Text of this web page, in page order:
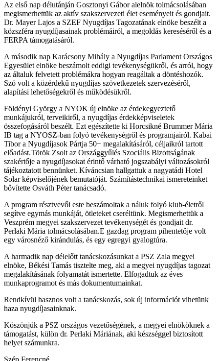
Az első nap délutánján Gosztonyi Gábor alelnök tolmácsolásában
megismerhettük az aktív szakszervezeti élet eseményeit és gondjait.
Dr. Mayer Lajos a SZEF Nyugdíjas Tagozatának elnöke beszélt a
közszféra nyugdíjasainak problémáiról, a megoldás kereséséről és a
FERPA támogatásáról.
A második nap Karácsony Mihály a Nyugdíjas Parlament Országos
Egyesület elnöke beszámolt eddigi tevékenységükről, és arról, hogy
az általuk felvetett problémákra hogyan reagáltak a döntéshozók.
Szó volt a közérdekű nyugdíjas szövetkezetek szervezéséről,
alapítási lehetőségekről és működésükről.
Földényi György a NYOK új elnöke az érdekegyeztető
munkájukról, terveikiről, a nyugdíjas érdekképviseletek
összefogásáról beszélt. Ezt egészítette ki Horcsikné Brummer Mária
IB tag a NYOSZ-ban folyó tevékenységről és programjairól. Kabai
Tibor a Nyugdíjasok Pártja 50+ megalakításáról, céljaikról tartott
előadást.Török Zsolt az Országgyűlés Szociális Bizottságának
szakértője a nyugdíjasokat érintő várható jogszabályi változásokról
tájékoztatott bennünket. Kíváncsian hallgattuk a nagyatádi Hotel
Solar képviselőjének bemutatóját. Számítástechnikai ismereteinket
bővítette Osváth Péter tanácsadó.
A program résztvevői este beszámoltak a náluk folyó klub-életről
segítve egymás munkáját, ötleteket cseréltünk. Megismerhettük a
Veszprém megyei szakszervezet tevékenységét és gondjait dr.
Perlaki Mária tolmácsolásában.E gazdag program pihentetője volt
egy városnéző kirándulás, és egy egregyi gyalogtúra.
A harmadik nap délelőtt tanácskozásunkat a PSZ Zala megyei
elnöke, Békési Tamás tisztelte meg, aki a megyei nyugdíjas tagozat
megalakításának folyamatát ismertette. Elfogadtuk az éves
munkaprogramot és más dokumentumainkat.
Rendkívül hasznos volt a tanácskozás, sok új információt vihetünk
haza nyugdíjasainknak.
Köszönjük a PSZ országos vezetőségének, a megyei elnököknek a
támogatást, külön dr. Perlaki Máriának, aki készséggel biztosított
helyet számunkra.